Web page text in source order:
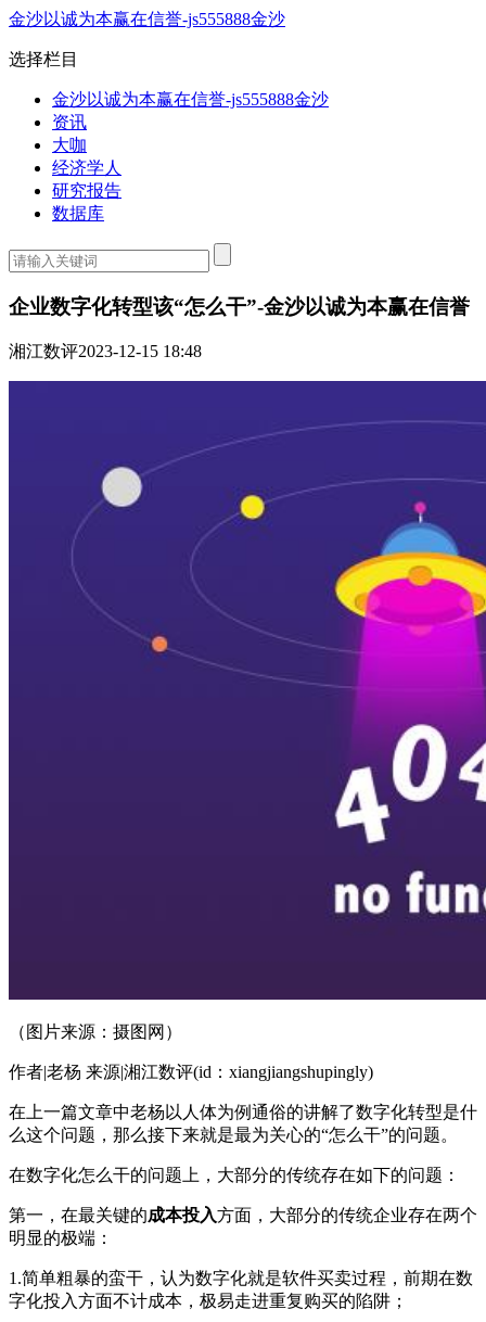
金沙以诚为本赢在信誉-js555888金沙
选择栏目
金沙以诚为本赢在信誉-js555888金沙
资讯
大咖
经济学人
研究报告
数据库
企业数字化转型该“怎么干”-金沙以诚为本赢在信誉
湘江数评2023-12-15 18:48
（图片来源：摄图网）
作者|老杨 来源|湘江数评(id：xiangjiangshupingly)
在上一篇文章中老杨以人体为例通俗的讲解了数字化转型是什
么这个问题，那么接下来就是最为关心的“怎么干”的问题。
在数字化怎么干的问题上，大部分的传统存在如下的问题：
第一，在最关键的成本投入方面，大部分的传统企业存在两个
明显的极端：
1.简单粗暴的蛮干，认为数字化就是软件买卖过程，前期在数
字化投入方面不计成本，极易走进重复购买的陷阱；